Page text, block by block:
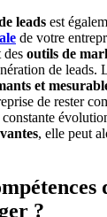
leads est
de votre
des outils de
de leads.
et
de rester
, elle peut
?